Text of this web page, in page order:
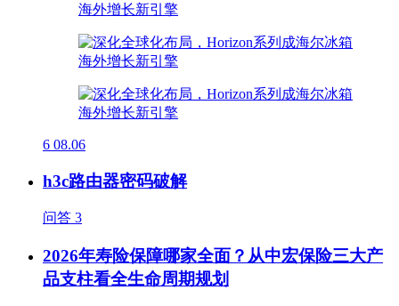
6 08.06
h3c路由器密码破解
问答 3
2026年寿险保障哪家全面？从中宏保险三大产
品支柱看全生命周期规划